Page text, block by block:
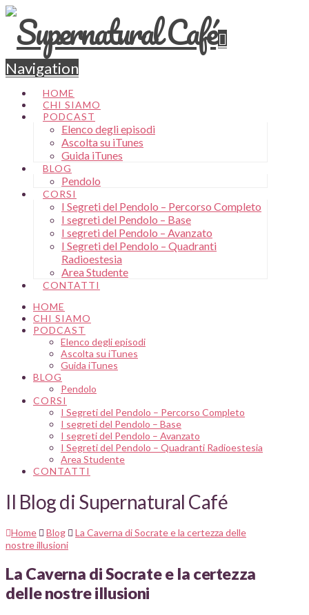
Navigation
HOME
CHI SIAMO
PODCAST
Elenco degli episodi
Ascolta su iTunes
Guida iTunes
BLOG
Pendolo
CORSI
I Segreti del Pendolo – Percorso Completo
I segreti del Pendolo – Base
I segreti del Pendolo – Avanzato
I Segreti del Pendolo – Quadranti
Radioestesia
Area Studente
CONTATTI
HOME
CHI SIAMO
PODCAST
Elenco degli episodi
Ascolta su iTunes
Guida iTunes
BLOG
Pendolo
CORSI
I Segreti del Pendolo – Percorso Completo
I segreti del Pendolo – Base
I segreti del Pendolo – Avanzato
I Segreti del Pendolo – Quadranti Radioestesia
Area Studente
CONTATTI
Il Blog di Supernatural Café
Home Blog
La Caverna di Socrate e la certezza delle
nostre illusioni
La Caverna di Socrate e la certezza
delle nostre illusioni